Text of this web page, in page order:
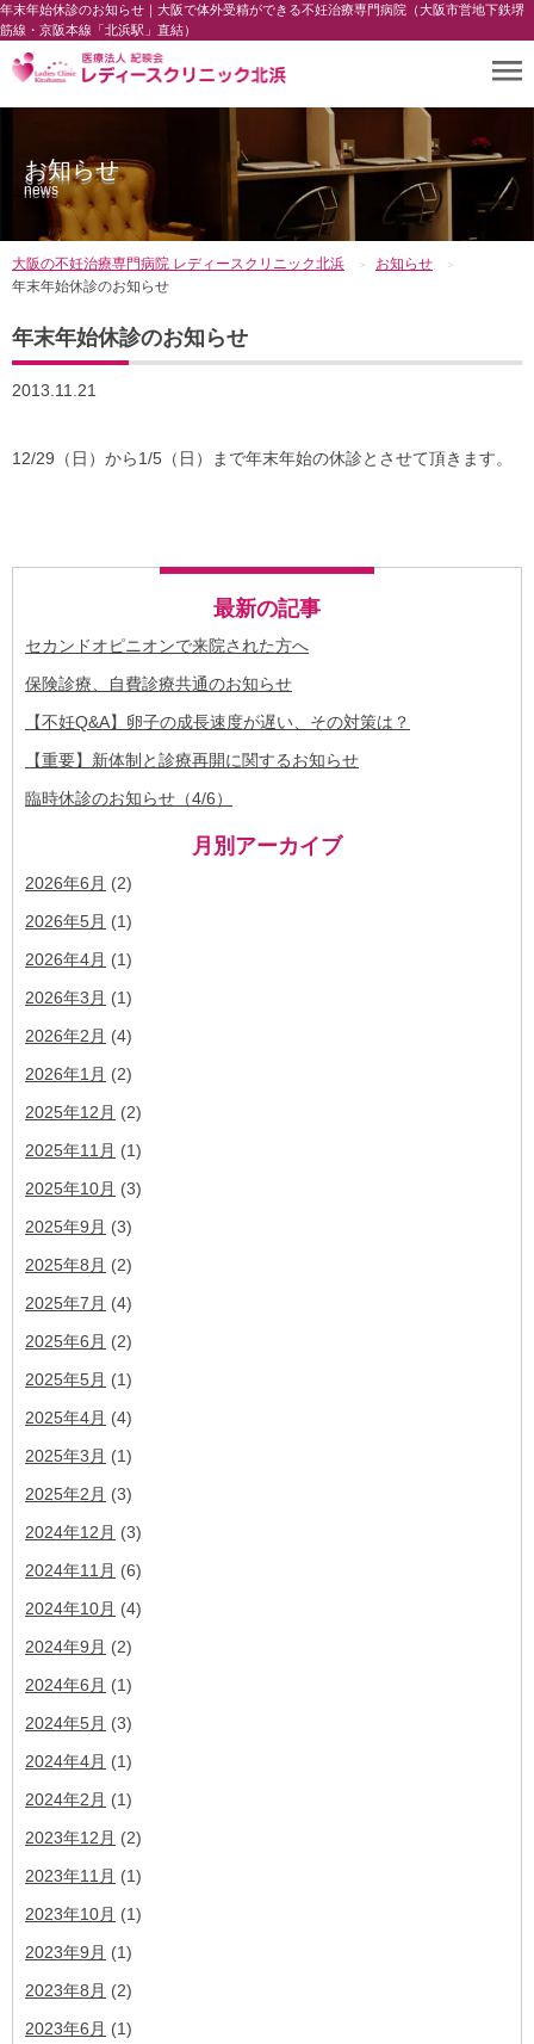
年末年始休診のお知らせ｜大阪で体外受精ができる不妊治療専門病院（大阪市営地下鉄堺
筋線・京阪本線「北浜駅」直結）
お知らせ
news
大阪の不妊治療専門病院 レディースクリニック北浜
お知らせ
年末年始休診のお知らせ
年末年始休診のお知らせ
2013.11.21
12/29（日）から1/5（日）まで年末年始の休診とさせて頂きます。
最新の記事
セカンドオピニオンで来院された方へ
保険診療、自費診療共通のお知らせ
【不妊Q&A】卵子の成長速度が遅い、その対策は？
【重要】新体制と診療再開に関するお知らせ
臨時休診のお知らせ（4/6）
月別アーカイブ
2026年6月 (2)
2026年5月 (1)
2026年4月 (1)
2026年3月 (1)
2026年2月 (4)
2026年1月 (2)
2025年12月 (2)
2025年11月 (1)
2025年10月 (3)
2025年9月 (3)
2025年8月 (2)
2025年7月 (4)
2025年6月 (2)
2025年5月 (1)
2025年4月 (4)
2025年3月 (1)
2025年2月 (3)
2024年12月 (3)
2024年11月 (6)
2024年10月 (4)
2024年9月 (2)
2024年6月 (1)
2024年5月 (3)
2024年4月 (1)
2024年2月 (1)
2023年12月 (2)
2023年11月 (1)
2023年10月 (1)
2023年9月 (1)
2023年8月 (2)
2023年6月 (1)